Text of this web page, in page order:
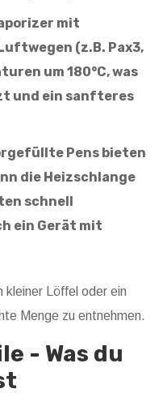
mit
(z.B. Pax3,
um 180°C, was
und ein sanfteres
Pens bieten
die Heizschlange
schnell
ein Gerät mit
kleiner Löffel oder ein
Menge zu entnehmen.
- Was du